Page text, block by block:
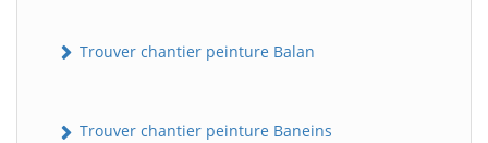
Trouver chantier peinture Balan
Trouver chantier peinture Baneins